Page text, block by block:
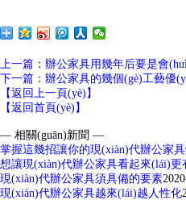
上一篇 ：辦公家具用幾年后要是會
下一篇 ：辦公家具的幾個(gè)工藝優
【返回上一頁(yè)】
【返回首頁(yè)】
— 相關(guān)新聞 —
掌握這幾招讓你的現(xiàn)代辦公家
想讓現(xiàn)代辦公家具看起來(lái)
現(xiàn)代辦公家具須具備的要素
現(xiàn)代辦公家具越來(lái)越人性化